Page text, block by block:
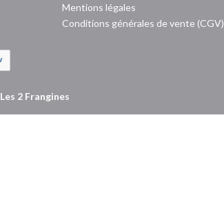
Mentions légales
Conditions générales de vente (CGV)
Les 2 Frangines